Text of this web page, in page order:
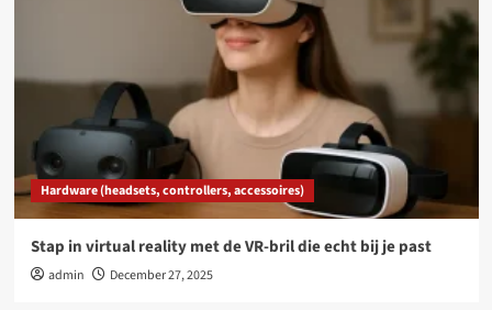
Hardware (headsets, controllers, accessoires)
Stap in virtual reality met de VR-bril die echt bij je past
admin December 27, 2025